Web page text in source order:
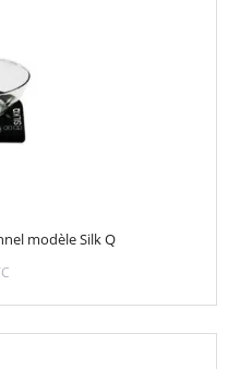
modèle Silk Q